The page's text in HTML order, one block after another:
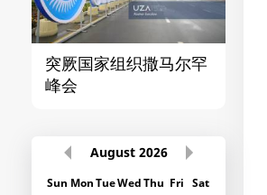
突厥国家组织撒马尔罕
峰会
August 2026
Sun MonTueWedThu Fri Sat